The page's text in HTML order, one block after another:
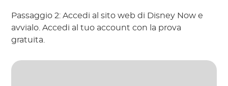
Passaggio 2: Accedi al sito web di Disney Now e
avvialo. Accedi al tuo account con la prova
gratuita.